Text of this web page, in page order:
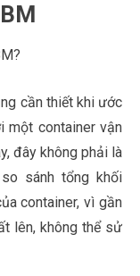
cần thiết khi ước
một container vận
đây không phải là
sánh tổng khối
container, vì gần
lên, không thể sử